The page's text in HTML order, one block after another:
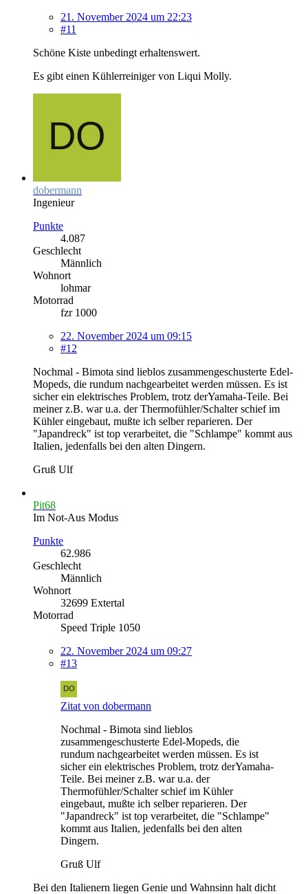
21. November 2024 um 22:23
#11
Schöne Kiste unbedingt erhaltenswert.
Es gibt einen Kühlerreiniger von Liqui Molly.
dobermann
Ingenieur
Punkte
4.087
Geschlecht
Männlich
Wohnort
lohmar
Motorrad
fzr 1000
22. November 2024 um 09:15
#12
Nochmal - Bimota sind lieblos zusammengeschusterte Edel-
Mopeds, die rundum nachgearbeitet werden müssen. Es ist
sicher ein elektrisches Problem, trotz derYamaha-Teile. Bei
meiner z.B. war u.a. der Thermofühler/Schalter schief im
Kühler eingebaut, mußte ich selber reparieren. Der
"Japandreck" ist top verarbeitet, die "Schlampe" kommt aus
Italien, jedenfalls bei den alten Dingern.
Gruß Ulf
Pit68
Im Not-Aus Modus
Punkte
62.986
Geschlecht
Männlich
Wohnort
32699 Extertal
Motorrad
Speed Triple 1050
22. November 2024 um 09:27
#13
Zitat von dobermann
Nochmal - Bimota sind lieblos
zusammengeschusterte Edel-Mopeds, die
rundum nachgearbeitet werden müssen. Es ist
sicher ein elektrisches Problem, trotz derYamaha-
Teile. Bei meiner z.B. war u.a. der
Thermofühler/Schalter schief im Kühler
eingebaut, mußte ich selber reparieren. Der
"Japandreck" ist top verarbeitet, die "Schlampe"
kommt aus Italien, jedenfalls bei den alten
Dingern.
Gruß Ulf
Bei den Italienern liegen Genie und Wahnsinn halt dicht